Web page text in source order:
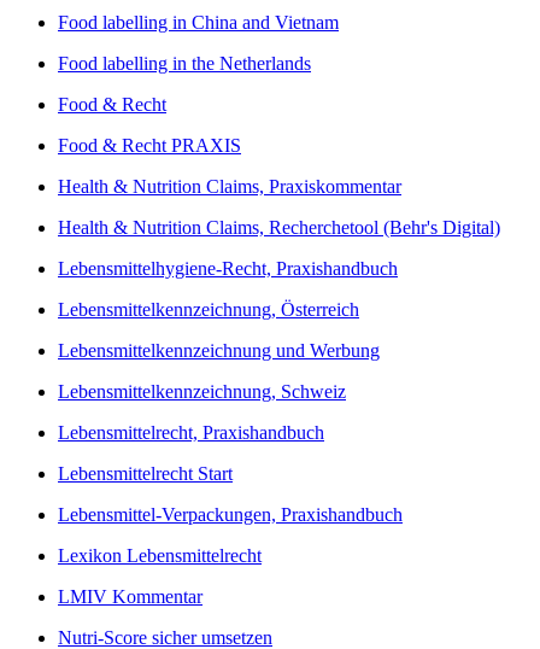
Food labelling in China and Vietnam
Food labelling in the Netherlands
Food & Recht
Food & Recht PRAXIS
Health & Nutrition Claims, Praxiskommentar
Health & Nutrition Claims, Recherchetool (Behr's Digital)
Lebensmittelhygiene-Recht, Praxishandbuch
Lebensmittelkennzeichnung, Österreich
Lebensmittelkennzeichnung und Werbung
Lebensmittelkennzeichnung, Schweiz
Lebensmittelrecht, Praxishandbuch
Lebensmittelrecht Start
Lebensmittel-Verpackungen, Praxishandbuch
Lexikon Lebensmittelrecht
LMIV Kommentar
Nutri-Score sicher umsetzen